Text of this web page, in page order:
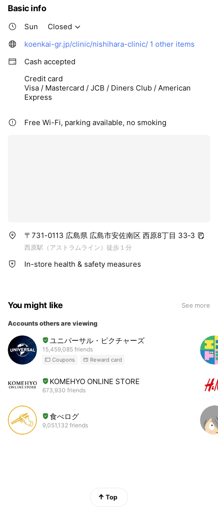
Basic info
Sun
Closed
koenkai-gr.jp/clinic/nishihara-clinic/ 1 other items
Cash accepted
Credit card
Visa / Mastercard / JCB / Diners Club / American
Express
Free Wi-Fi, parking available, no smoking
〒731-0113 広島県 広島市安佐南区 西原8丁目 33‐3
西原駅（アストラムライン）徒歩１分
In-store health & safety measures
You might like See more
Accounts others are viewing
ユニバーサル・ピクチャーズ
15,459,085 friends
Coupons Reward card
KOMEHYO ONLINE STORE
673,930 friends
食べログ
9,051,132 friends
Top